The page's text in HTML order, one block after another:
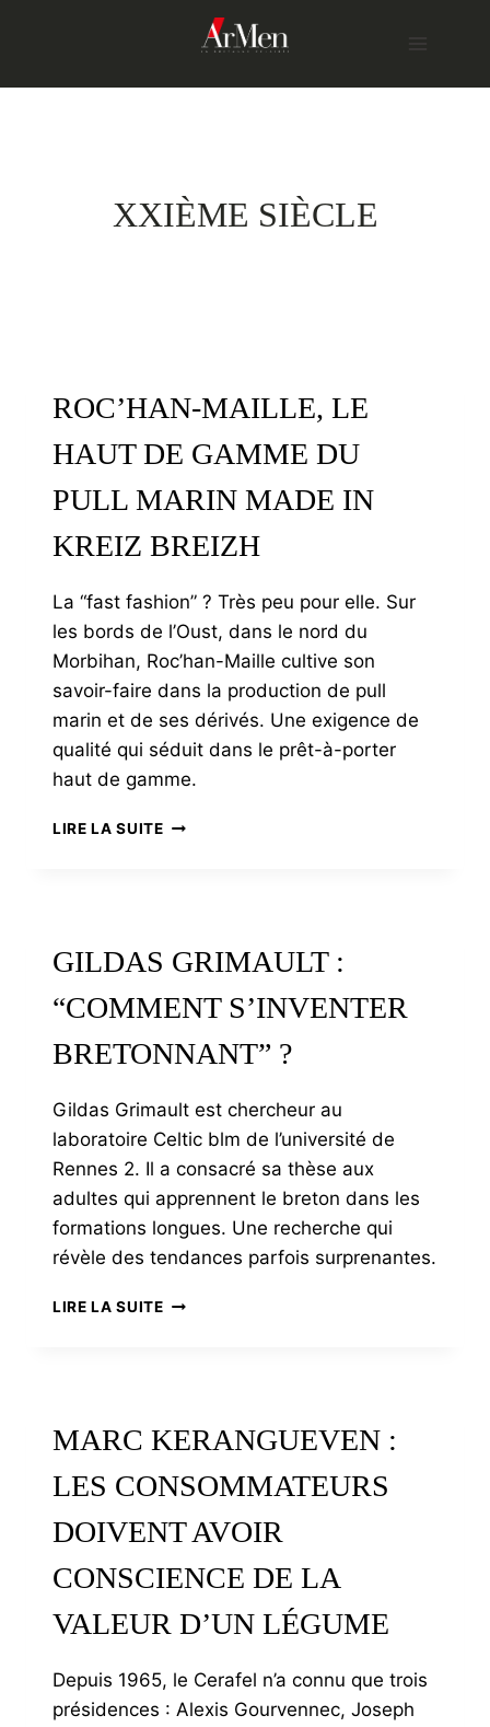
XXIÈME SIÈCLE
ROC’HAN-MAILLE, LE
HAUT DE GAMME DU
PULL MARIN MADE IN
KREIZ BREIZH
La “fast fashion” ? Très peu pour elle. Sur
les bords de l’Oust, dans le nord du
Morbihan, Roc’han-Maille cultive son
savoir-faire dans la production de pull
marin et de ses dérivés. Une exigence de
qualité qui séduit dans le prêt-à-porter
haut de gamme.
LIRE LA SUITEROC’HAN-
DU
MARIN
IN
BREIZH
GILDAS GRIMAULT :
“COMMENT S’INVENTER
BRETONNANT” ?
Gildas Grimault est chercheur au
laboratoire Celtic blm de l’université de
Rennes 2. Il a consacré sa thèse aux
adultes qui apprennent le breton dans les
formations longues. Une recherche qui
révèle des tendances parfois surprenantes.
LIRE LA SUITEGILDAS
?
MARC KERANGUEVEN :
LES CONSOMMATEURS
DOIVENT AVOIR
CONSCIENCE DE LA
VALEUR D’UN LÉGUME
Depuis 1965, le Cerafel n’a connu que trois
présidences : Alexis Gourvennec, Joseph